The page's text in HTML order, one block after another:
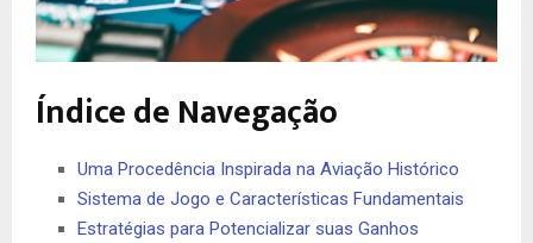
Índice de Navegação
Uma Procedência Inspirada na Aviação Histórico
Sistema de Jogo e Características Fundamentais
Estratégias para Potencializar suas Ganhos